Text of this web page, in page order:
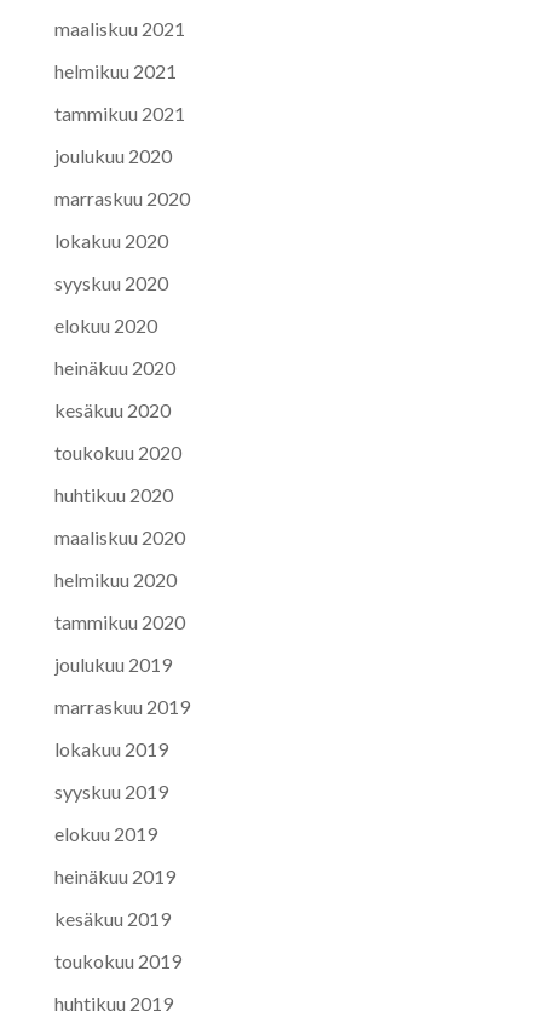
maaliskuu 2021
helmikuu 2021
tammikuu 2021
joulukuu 2020
marraskuu 2020
lokakuu 2020
syyskuu 2020
elokuu 2020
heinäkuu 2020
kesäkuu 2020
toukokuu 2020
huhtikuu 2020
maaliskuu 2020
helmikuu 2020
tammikuu 2020
joulukuu 2019
marraskuu 2019
lokakuu 2019
syyskuu 2019
elokuu 2019
heinäkuu 2019
kesäkuu 2019
toukokuu 2019
huhtikuu 2019